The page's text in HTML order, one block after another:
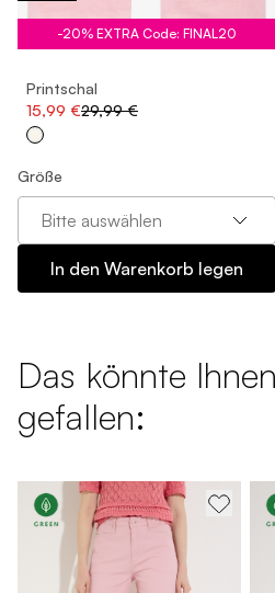
-20% EXTRA Code: FINAL20
Printschal
15,99 €29,99 €
Größe
Bitte auswählen
In den Warenkorb legen
Das könnte
gefallen: